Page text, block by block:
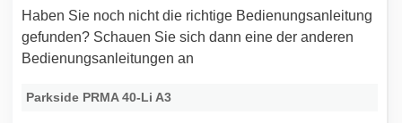
Haben Sie noch nicht die richtige Bedienungsanleitung
gefunden? Schauen Sie sich dann eine der anderen
Bedienungsanleitungen an
Parkside PRMA 40-Li A3